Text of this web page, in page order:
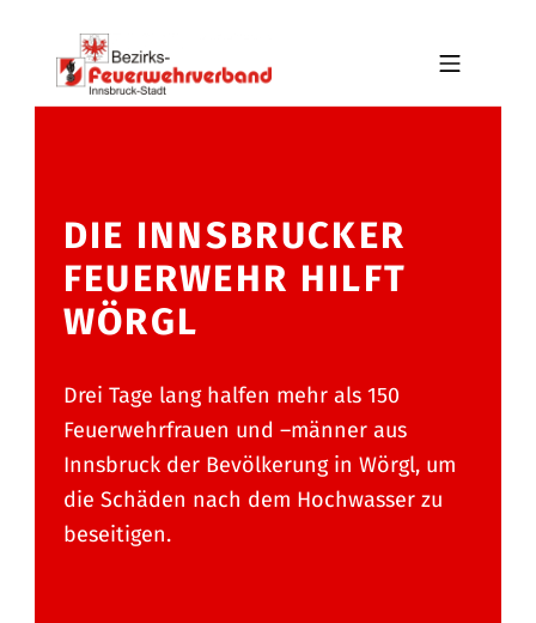
Skip to main navigation
Skip to main content
Skip to footer
BFV INNSBRUCK-STADT
DIE INNSBRUCKER
FEUERWEHR HILFT
WÖRGL
Drei Tage lang halfen mehr als 150
Feuerwehrfrauen und –männer aus
Innsbruck der Bevölkerung in Wörgl, um
die Schäden nach dem Hochwasser zu
beseitigen.